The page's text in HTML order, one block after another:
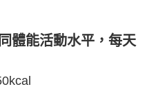
體能活動水平，每天